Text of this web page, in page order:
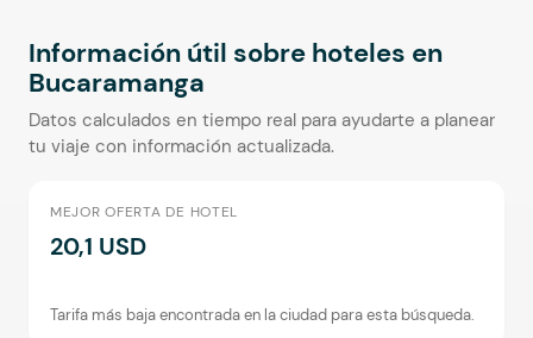
Información útil sobre hoteles en
Bucaramanga
Datos calculados en tiempo real para ayudarte a planear
tu viaje con información actualizada.
MEJOR OFERTA DE HOTEL
20,1 USD
Tarifa más baja encontrada en la ciudad para esta búsqueda.